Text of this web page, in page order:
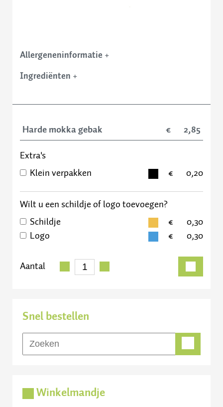
Allergeneninformatie +
Ingrediënten +
Harde mokka gebak
2,85
Extra's
Klein verpakken
0,20
Wilt u een schildje of logo toevoegen?
Schildje
0,30
Logo
0,30
Aantal
Snel bestellen
Winkelmandje